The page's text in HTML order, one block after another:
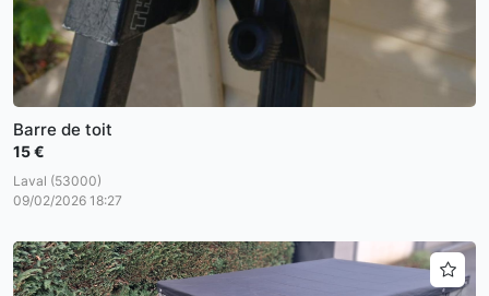
Barre de toit
15 €
Laval (53000)
09/02/2026 18:27